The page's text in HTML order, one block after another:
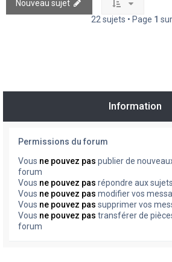
Nouveau sujet
22 sujets • Page 1 sur
Information
Permissions du forum
Vous ne pouvez pas publier de
forum
Vous ne pouvez pas répondre aux
Vous ne pouvez pas modifier vos
Vous ne pouvez pas supprimer vos
Vous ne pouvez pas transférer de
forum